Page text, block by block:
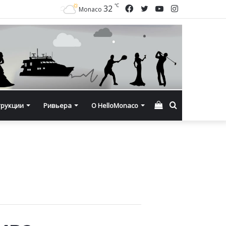
Instagram
YouTube
Twitter
Facebook
Monaco 32 ℃
Ривьера О HelloMonaco Смотреть